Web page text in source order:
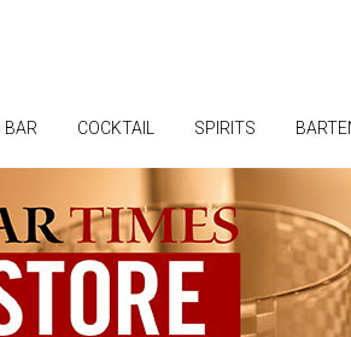
BAR COCKTAIL SPIRITS